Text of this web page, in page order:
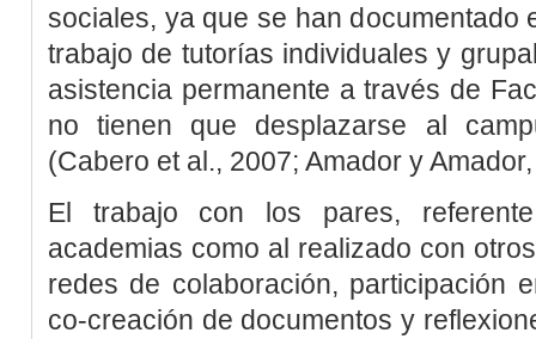
sociales, ya que se han documentado
trabajo de tutorías individuales y
asistencia permanente a través de
no tienen que desplazarse al
(Cabero et al ., 2007; Amador y
El trabajo con los pares,
academias como al realizado con
redes de colaboración, participación
co-creación de documentos y